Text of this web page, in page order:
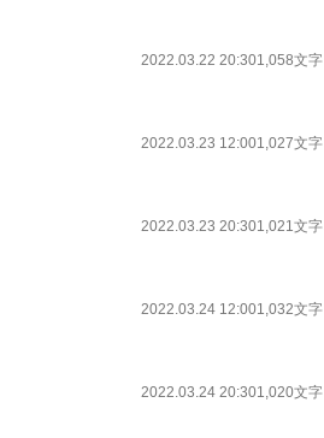
2022.03.22 20:301,058文字
2022.03.23 12:001,027文字
2022.03.23 20:301,021文字
2022.03.24 12:001,032文字
2022.03.24 20:301,020文字